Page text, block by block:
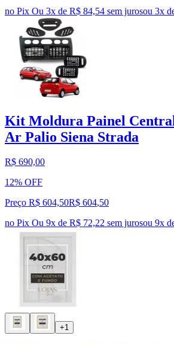
no Pix Ou 3x de R$ 84,54 sem jurosou 3x
Kit Moldura Painel
Ar Palio Siena Strada
R$ 690,00
12% OFF
Preço R$ 604,50R$ 604,50
no Pix Ou 9x de R$ 72,22 sem jurosou 9x
+1